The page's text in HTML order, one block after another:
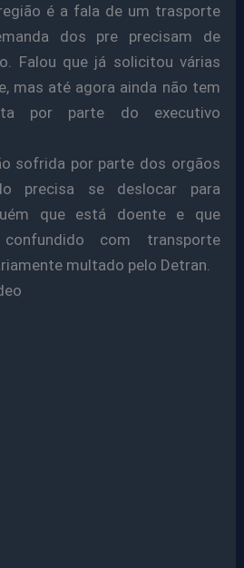
é a fala de um trasporte
dos pre precisam de
Falou que já solicitou várias
mas até agora ainda não tem
por parte do executivo
sofrida por parte dos orgãos
precisa se deslocar para
que está doente e que
com transporte
multado pelo Detran.